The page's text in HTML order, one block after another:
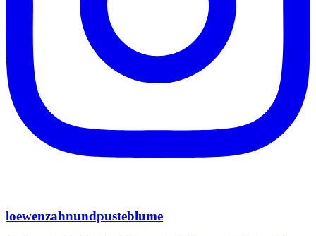
loewenzahnundpusteblume